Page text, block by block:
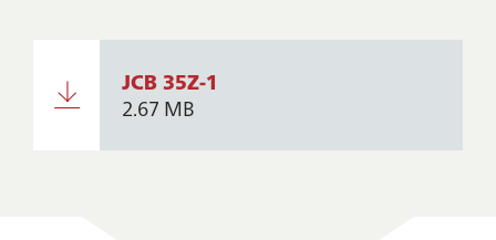
JCB 35Z-1
2.67 MB